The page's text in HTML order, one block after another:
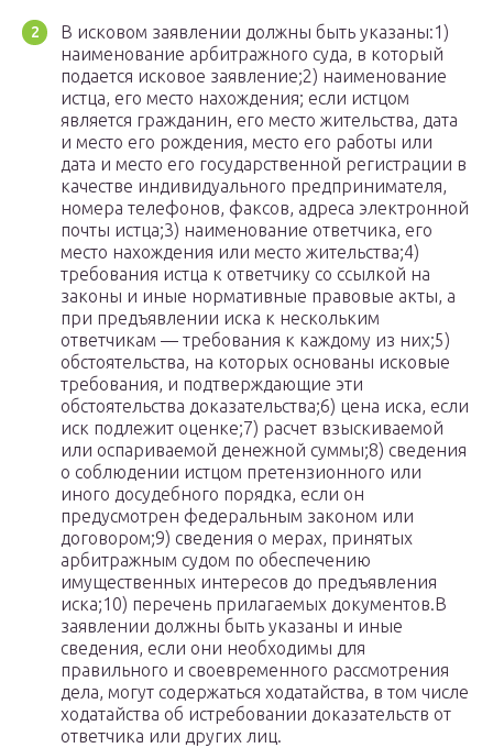
В исковом заявлении должны быть указаны:1)
наименование арбитражного суда, в который
подается исковое заявление;2) наименование
истца, его место нахождения; если истцом
является гражданин, его место жительства, дата
и место его рождения, место его работы или
дата и место его государственной регистрации в
качестве индивидуального предпринимателя,
номера телефонов, факсов, адреса электронной
почты истца;3) наименование ответчика, его
место нахождения или место жительства;4)
требования истца к ответчику со ссылкой на
законы и иные нормативные правовые акты, а
при предъявлении иска к нескольким
ответчикам — требования к каждому из них;5)
обстоятельства, на которых основаны исковые
требования, и подтверждающие эти
обстоятельства доказательства;6) цена иска, если
иск подлежит оценке;7) расчет взыскиваемой
или оспариваемой денежной суммы;8) сведения
о соблюдении истцом претензионного или
иного досудебного порядка, если он
предусмотрен федеральным законом или
договором;9) сведения о мерах, принятых
арбитражным судом по обеспечению
имущественных интересов до предъявления
иска;10) перечень прилагаемых документов.В
заявлении должны быть указаны и иные
сведения, если они необходимы для
правильного и своевременного рассмотрения
дела, могут содержаться ходатайства, в том числе
ходатайства об истребовании доказательств от
ответчика или других лиц.